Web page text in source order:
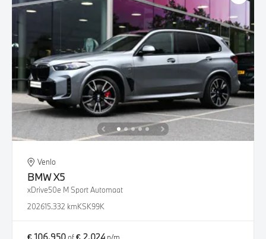
Venlo
BMWX5
xDrive50e M Sport Automaat
202615.332 kmKSK99K